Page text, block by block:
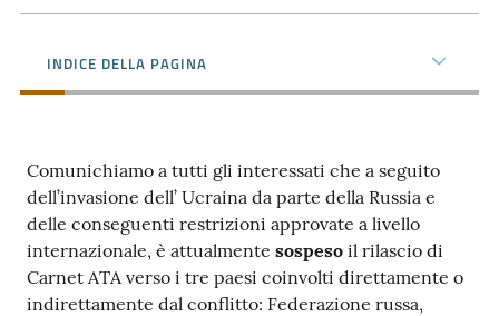
Tutelare
l'Impresa
Consumatore
L'Impresa
Digitale
INDICE DELLA PAGINA
Comunichiamo a tutti gli interessati che a seguito
dell’invasione dell’ Ucraina da parte della Russia e
delle conseguenti restrizioni approvate a livello
internazionale, è attualmente sospeso il rilascio di
Carnet ATA verso i tre paesi coinvolti direttamente o
indirettamente dal conflitto: Federazione russa,